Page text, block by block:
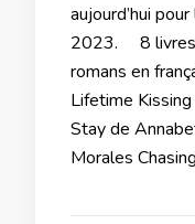
aujourd’hui
2023. 8 livres
romans en
Lifetime
Stay de
Morales